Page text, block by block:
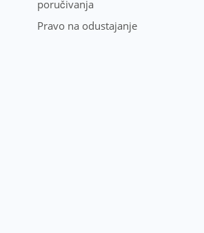
poručivanja
Pravo na odustajanje